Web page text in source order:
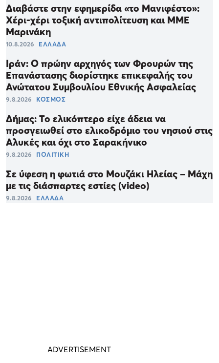
Διαβάστε στην εφημερίδα «το Μανιφέστο»:
Χέρι-χέρι τοξική αντιπολίτευση και ΜΜΕ
Μαρινάκη
10.8.2026 ΕΛΛΑΔΑ
Ιράν: Ο πρώην αρχηγός των Φρουρών της
Επανάστασης διορίστηκε επικεφαλής του
Ανώτατου Συμβουλίου Εθνικής Ασφαλείας
9.8.2026 ΚΟΣΜΟΣ
Δήμας: Το ελικόπτερο είχε άδεια να
προσγειωθεί στο ελικοδρόμιο του νησιού στις
Αλυκές και όχι στο Σαρακήνικο
9.8.2026 ΠΟΛΙΤΙΚΗ
Σε ύφεση η φωτιά στο Μουζάκι Ηλείας – Μάχη
με τις διάσπαρτες εστίες (video)
9.8.2026 ΕΛΛΑΔΑ